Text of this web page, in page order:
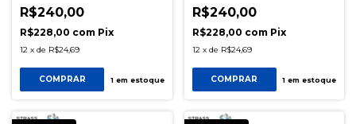
R$240,00
R$228,00 com Pix
12 x de R$24,69
COMPRAR 1em estoque
R$240,00
R$228,00 com Pix
12 x de R$24,69
COMPRAR 1 em estoque